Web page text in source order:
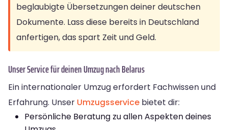
beglaubigte Übersetzungen deiner deutschen
Dokumente. Lass diese bereits in Deutschland
anfertigen, das spart Zeit und Geld.
Unser Service für deinen Umzug nach Belarus
Ein internationaler Umzug erfordert Fachwissen und
Erfahrung. Unser Umzugsservice bietet dir:
Persönliche Beratung zu allen Aspekten deines